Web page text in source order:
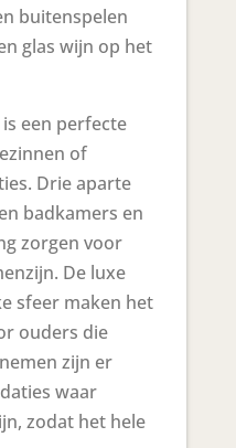
buitenspelen
glas wijn op het
een perfecte
of
Drie aparte
badkamers en
zorgen voor
De luxe
sfeer maken het
ouders die
zijn er
waar
zodat het hele